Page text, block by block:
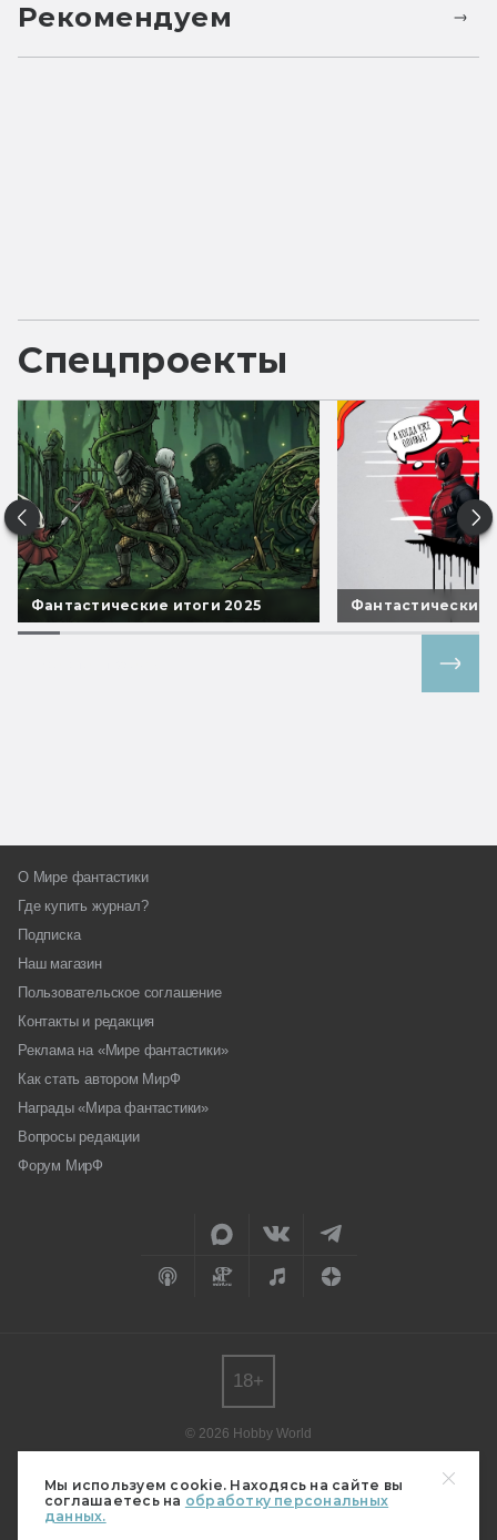
Мы используем cookie. Находясь на сайте вы
соглашаетесь на обработку персональных
данных.
Рекомендуем
Спецпроекты
Фантастические итоги 2025 Фантастические
О Мире фантастики
Где купить журнал?
Подписка
Наш магазин
Пользовательское соглашение
Контакты и редакция
Реклама на «Мире фантастики»
Как стать автором МирФ
Награды «Мира фантастики»
Вопросы редакции
Форум МирФ
© 2026 Hobby World
редакции.
Мнение авторов может не совпадать с мнением редакции.
Свидетельство о регистрации СМИ серия Эл № ФС77-82485
18+